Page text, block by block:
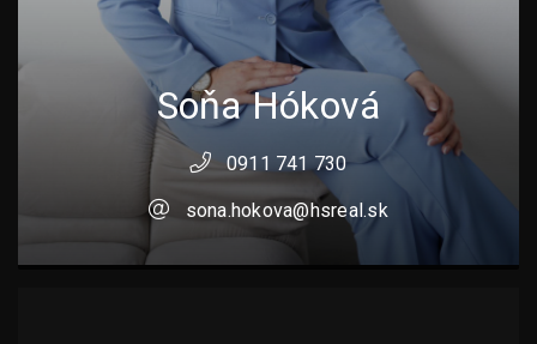
Soňa Hóková
0911 741 730
sona.hokova@hsreal.sk